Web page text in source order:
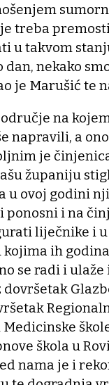
treba
u takvom
dan, nekako
je Marušić te
na
napravili, a
je
županiju
u ovoj godini
ponosni i na
liječnike i u
ih
se radi i
dovršetak
škola u
nama je i